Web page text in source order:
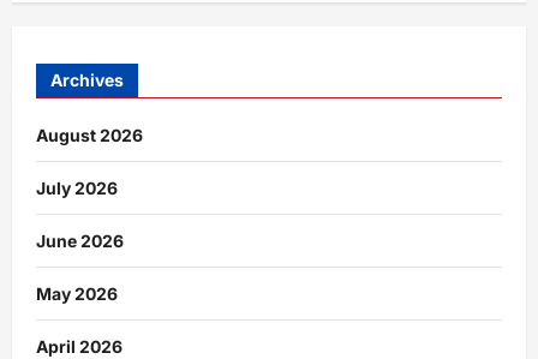
Archives
August 2026
July 2026
June 2026
May 2026
April 2026